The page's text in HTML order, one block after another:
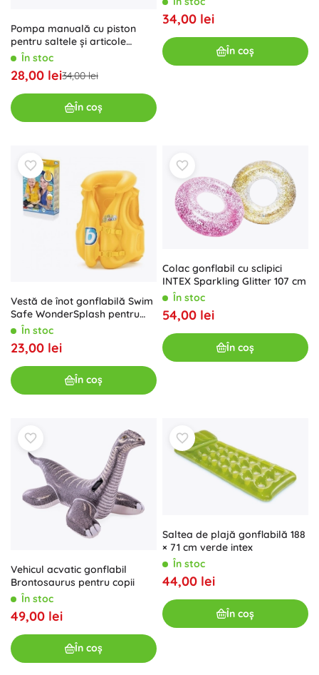
Pompa manuală cu piston
pentru saltele și articole
gonflabile INTEX Double Quick
În stoc
28,00 lei34,00 lei
În coș
34,00 lei
În coș
Vestă de înot gonflabilă Swim
Safe WonderSplash pentru
copiiÎn stoc
23,00 lei
În coș
Colac gonflabil cu sclipici
INTEX Sparkling Glitter 107 cm
În stoc
54,00 lei
În coș
Vehicul acvatic gonflabil
Brontosaurus pentru copii
În stoc
49,00 lei
În coș
Saltea de plajă gonflabilă 188
× 71 cm verde intex
În stoc
44,00 lei
În coș